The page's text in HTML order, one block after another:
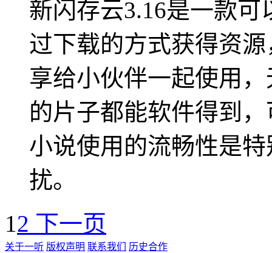
新闪存云3.16是一款
过下载的方式获得资
享给小伙伴一起使用
的片子都能软件得到
小说使用的流畅性是
扰。
12 下一页
关于一听 版权声明 联系我们 历史合作